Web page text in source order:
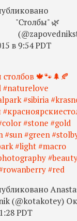
🌿
в 9:54 PDT
🍁🐾🌲🍂
#naturelove
#sibiria
#stone #gold
#sun #green
#light #macro
#red
(@kotakotey)
PDT